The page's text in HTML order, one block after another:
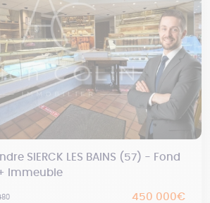
SIERCK LES BAINS (57) - Fond
Immeuble
450 000€